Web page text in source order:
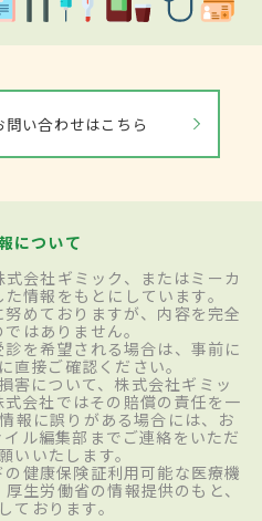
い合わせはこちら
について
会社ギミック、またはミーカ
情報をもとにしています。
めておりますが、内容を完全
はありません。
を希望される場合は、事前に
直接ご確認ください。
害について、株式会社ギミッ
会社ではその賠償の責任を一
報に誤りがある場合には、お
ル編集部までご連絡をいただ
いいたします。
健康保険証利用可能な医療機
生労働省の情報提供のもと、
ております。